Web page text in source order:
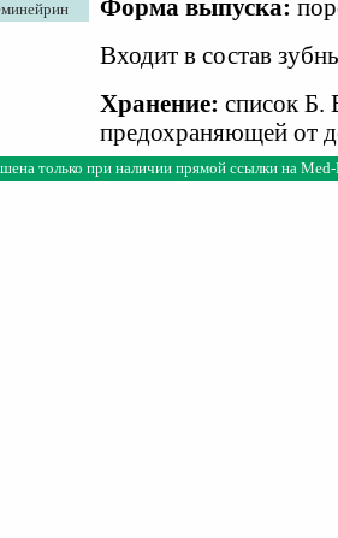
Форма выпуска:
Входит в состав
Хранение: список Б.
предохраняющей от
только при наличии прямой ссылки на